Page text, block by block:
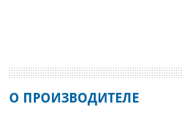
О ПРОИЗВОДИТЕЛЕ